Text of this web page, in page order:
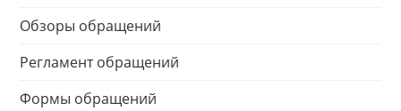
Обзоры обращений
Регламент обращений
Формы обращений